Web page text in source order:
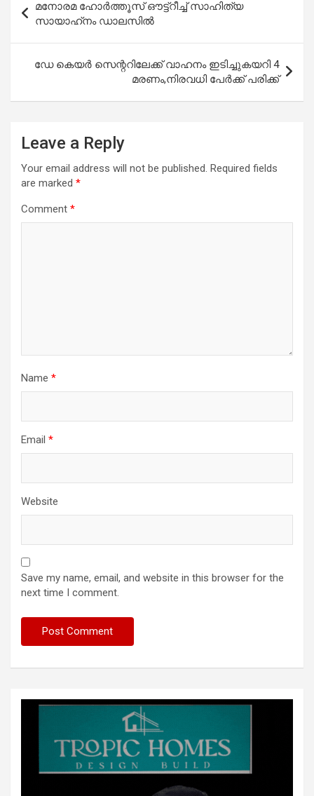
navigation
മനോരമ ഹോര്‍ത്തൂസ് ഔട്ട്‌റീച്ച് സാഹിത്യ
സായാഹ്‌നം ഡാലസില്‍
ഡേ കെയർ സെന്ററിലേക്ക് വാഹനം ഇടിച്ചുകയറി 4
മരണം,നിരവധി പേർക്ക് പരിക്ക്
Leave a Reply
Your email address will not be published. Required fields
are marked *
Comment *
Name *
Email *
Website
Save my name, email, and website in this browser for the
next time I comment.